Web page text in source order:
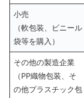
小売
（軟包装、ビニール
袋等を購入）
その他の製造企業
（PP織物包装、そ
の他プラスチック包